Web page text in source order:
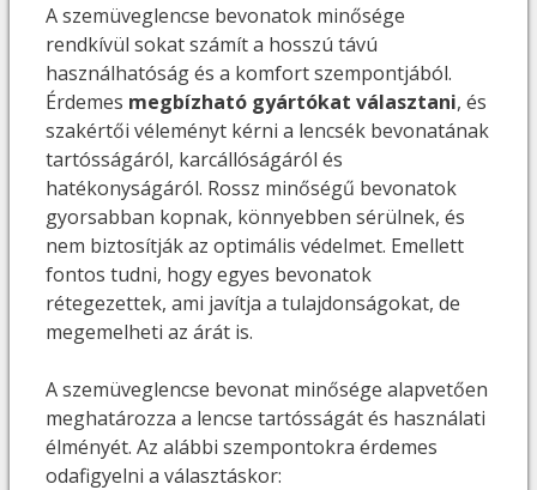
A szemüveglencse bevonatok minősége
rendkívül sokat számít a hosszú távú
használhatóság és a komfort szempontjából.
Érdemes megbízható gyártókat választani, és
szakértői véleményt kérni a lencsék bevonatának
tartósságáról, karcállóságáról és
hatékonyságáról. Rossz minőségű bevonatok
gyorsabban kopnak, könnyebben sérülnek, és
nem biztosítják az optimális védelmet. Emellett
fontos tudni, hogy egyes bevonatok
rétegezettek, ami javítja a tulajdonságokat, de
megemelheti az árát is.
A szemüveglencse bevonat minősége alapvetően
meghatározza a lencse tartósságát és használati
élményét. Az alábbi szempontokra érdemes
odafigyelni a választáskor: